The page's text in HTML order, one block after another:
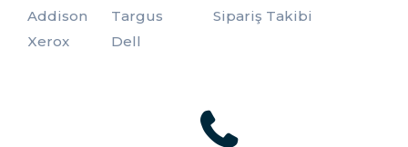
Addison
Targus
Xerox
Dell
Sipariş Takibi